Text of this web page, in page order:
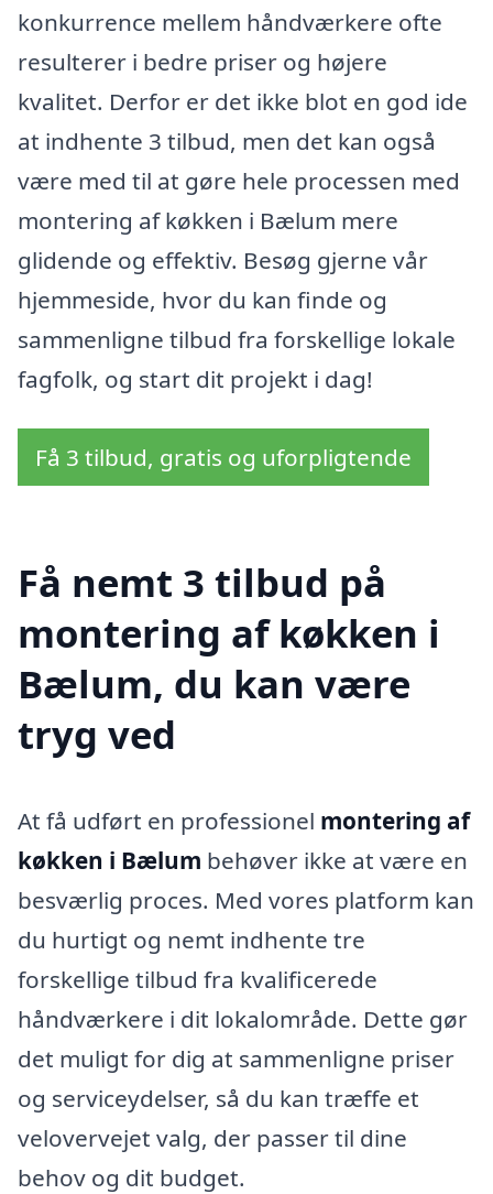
konkurrence mellem håndværkere ofte
resulterer i bedre priser og højere
kvalitet. Derfor er det ikke blot en god ide
at indhente 3 tilbud, men det kan også
være med til at gøre hele processen med
montering af køkken i Bælum mere
glidende og effektiv. Besøg gjerne vår
hjemmeside, hvor du kan finde og
sammenligne tilbud fra forskellige lokale
fagfolk, og start dit projekt i dag!
Få 3 tilbud, gratis og uforpligtende
Få nemt 3 tilbud på
montering af køkken i
Bælum, du kan være
tryg ved
At få udført en professionel montering af
køkken i Bælum behøver ikke at være en
besværlig proces. Med vores platform kan
du hurtigt og nemt indhente tre
forskellige tilbud fra kvalificerede
håndværkere i dit lokalområde. Dette gør
det muligt for dig at sammenligne priser
og serviceydelser, så du kan træffe et
velovervejet valg, der passer til dine
behov og dit budget.